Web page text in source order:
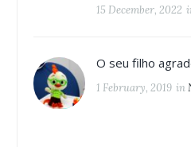
15 December, 2022
O seu filho
1 February, 2019 in